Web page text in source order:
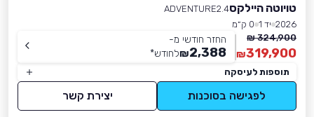
טויוטה היילקסADVENTURE2.4
2026 יד 1
0 ק״מ
324,900 ₪
319,900
₪
החזר חודשי מ-
2,388
₪לחודש*
תוספות לעיסקה
לפגישה בסוכנות יצירת קשר